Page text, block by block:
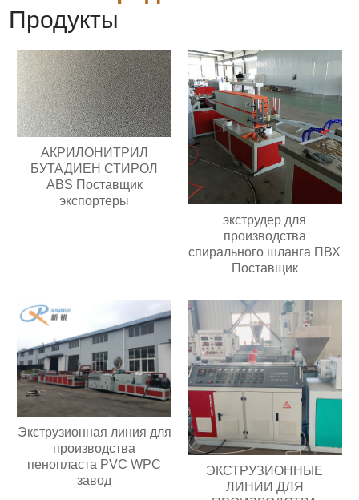
Продукты
АКРИЛОНИТРИЛ
БУТАДИЕН СТИРОЛ
ABS Поставщик
экспортеры
экструдер для
производства
спирального шланга ПВХ
Поставщик
Экструзионная линия для
производства
пенопласта PVC WPC
завод
ЭКСТРУЗИОННЫЕ
ЛИНИИ ДЛЯ